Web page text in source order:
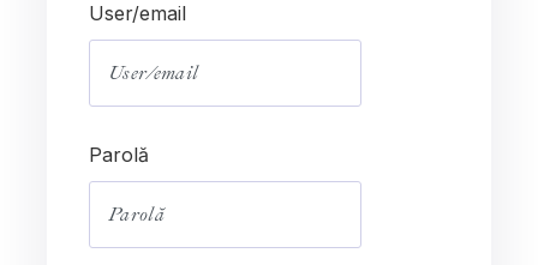
User/email
Parolă